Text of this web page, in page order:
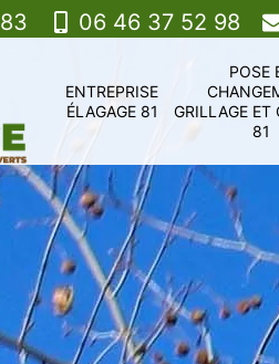
06 46 37 52 98
ENTREPRISE
ÉLAGAGE 81
POSE
GRILLAGE ET
81